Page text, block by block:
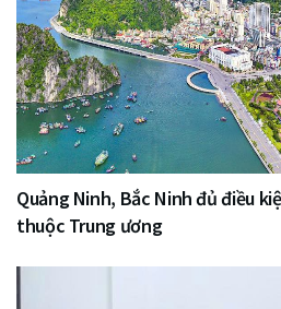
Quảng Ninh, Bắc Ninh đủ điều
thuộc Trung ương